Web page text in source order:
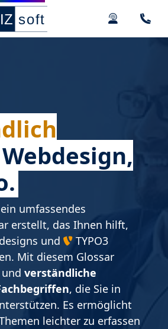
und Support
umfassendes
erstellt, das Ihnen hilft,
und
TYPO3
Mit diesem Glossar
undverständliche
, die Sie in
Es ermöglicht
leichter zu erfassen